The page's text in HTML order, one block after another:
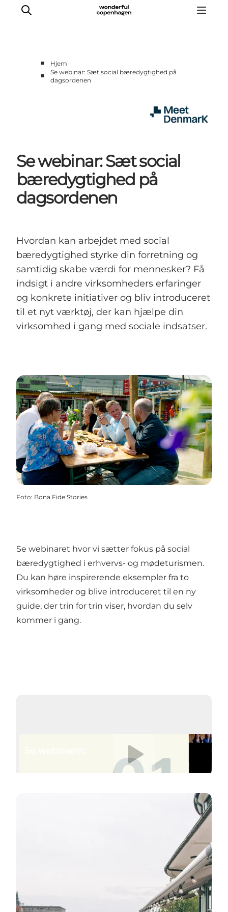
■
Hjem
■
Se webinar: Sæt social bæredygtighed på
dagsordenen
Se webinar: Sæt social
bæredygtighed på
dagsordenen
Hvordan kan arbejdet med social
bæredygtighed styrke din forretning og
samtidig skabe værdi for mennesker? Få
indsigt i andre virksomheders erfaringer
og konkrete initiativer og bliv introduceret
til et nyt værktøj, der kan hjælpe din
virksomhed i gang med sociale indsatser.
Foto: Bona Fide Stories
Se webinaret hvor vi sætter fokus på social
bæredygtighed i erhvervs- og mødeturismen.
Du kan høre inspirerende eksempler fra to
virksomheder og blive introduceret til en ny
guide, der trin for trin viser, hvordan du selv
kommer i gang.